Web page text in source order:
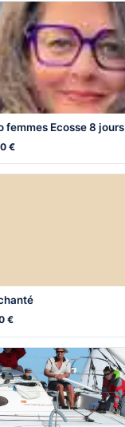
femmes Ecosse 8 jours
€
€